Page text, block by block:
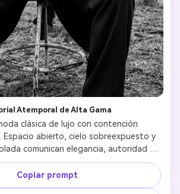
Atemporal de Alta Gama
clásica de lujo con contención
Espacio abierto, cielo sobreexpuesto y
comunican elegancia, autoridad
tranquila y un aspecto editorial atemporal.
Copiar prompt